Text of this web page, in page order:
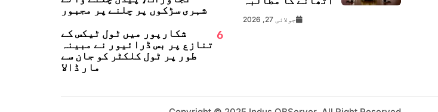
جولائی 27, 2026
شہری سڑکوں پر چلنے پر مجبور
6
شکارپور میں ٹول ٹیکس کے
تنازع پر بس ڈرائیور نے مبینہ
طور پر ٹول کلکٹر کو جان سے
مار ڈالا